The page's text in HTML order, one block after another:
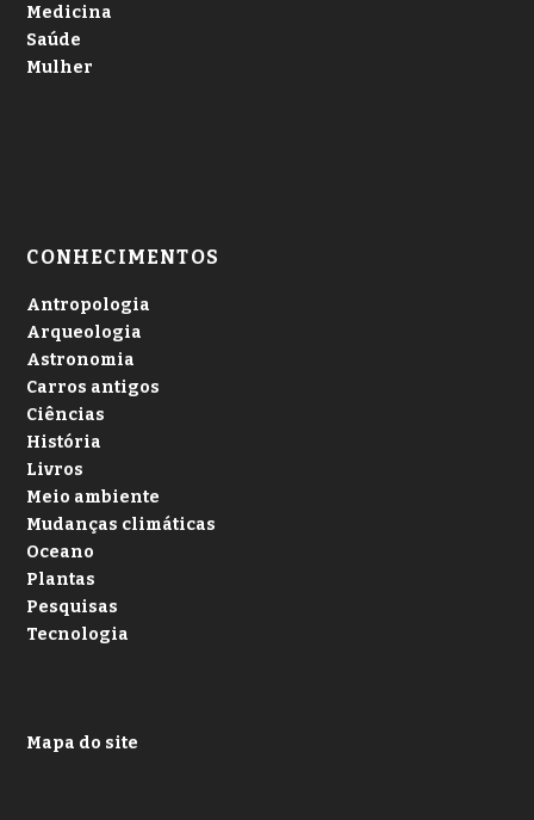
Medicina
Saúde
Mulher
CONHECIMENTOS
Antropologia
Arqueologia
Astronomia
Carros antigos
Ciências
História
Livros
Meio ambiente
Mudanças climáticas
Oceano
Plantas
Pesquisas
Tecnologia
Mapa do site